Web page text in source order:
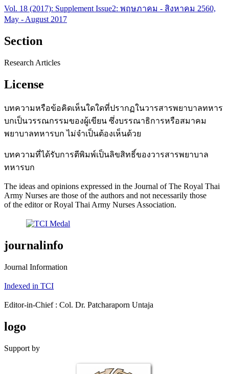
Vol. 18 (2017): Supplement Issue2: พฤษภาคม - สิงหาคม 2560,
May - August 2017
Section
Research Articles
License
บทความหรือข้อคิดเห็นใดใดที่ปรากฏในวารสารพยาบาลทหาร
บกเป็นวรรณกรรมของผู้เขียน ซึ่งบรรณาธิการหรือสมาคม
พยาบาลทหารบก ไม่จำเป็นต้องเห็นด้วย
บทความที่ได้รับการตีพิมพ์เป็นลิขสิทธิ์ของวารสารพยาบาล
ทหารบก
The ideas and opinions expressed in the Journal of The Royal Thai
Army Nurses are those of the authors and not necessarily those
of the editor or Royal Thai Army Nurses Association.
journalinfo
Journal Information
Indexed in TCI
Editor-in-Chief : Col. Dr. Patcharaporn Untaja
logo
Support by